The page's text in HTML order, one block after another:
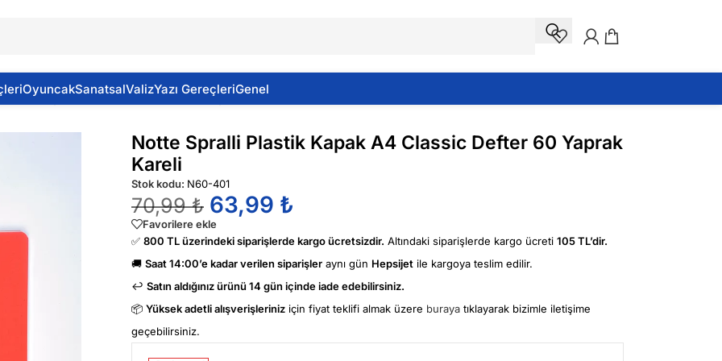
OyuncakSanatsalValizYazı GereçleriGenel
Kapak A4 Classic Defter 60 Yaprak Kareli
Notte Spralli Plastik Kapak A4 Classic Defter 60 Yaprak
Kareli
Stok kodu: N60-401
70,99₺ 63,99 ₺
Favorilere ekle
✅ 800 TL üzerindeki siparişlerde kargo ücretsizdir. Altındaki siparişlerde kargo ücreti 105 TL’dir.
🚚 Saat 14:00’e kadar verilen siparişler aynı gün Hepsijet ile kargoya teslim edilir.
↩️ Satın aldığınız ürünü 14 gün içinde iade edebilirsiniz.
📦 Yüksek adetli alışverişleriniz için fiyat teklifi almak üzere buraya tıklayarak bizimle iletişime
geçebilirsiniz.